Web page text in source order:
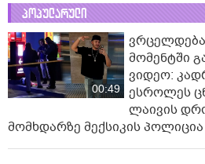
პოპულარული
00:49
მომენტში
ვიდეო:
ესროლეს
ლაივის
მომხდარზე მექსიკის პოლიცია